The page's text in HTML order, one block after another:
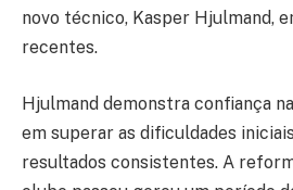
novo técnico, Kasper Hjulmand,
recentes.
Hjulmand demonstra confiança
em superar as dificuldades
resultados consistentes. A